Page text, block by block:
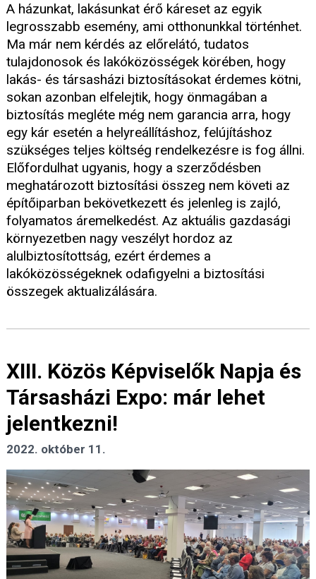
A házunkat, lakásunkat érő káreset az egyik
legrosszabb esemény, ami otthonunkkal történhet.
Ma már nem kérdés az előrelátó, tudatos
tulajdonosok és lakóközösségek körében, hogy
lakás- és társasházi biztosításokat érdemes kötni,
sokan azonban elfelejtik, hogy önmagában a
biztosítás megléte még nem garancia arra, hogy
egy kár esetén a helyreállításhoz, felújításhoz
szükséges teljes költség rendelkezésre is fog állni.
Előfordulhat ugyanis, hogy a szerződésben
meghatározott biztosítási összeg nem követi az
építőiparban bekövetkezett és jelenleg is zajló,
folyamatos áremelkedést. Az aktuális gazdasági
környezetben nagy veszélyt hordoz az
alulbiztosítottság, ezért érdemes a
lakóközösségeknek odafigyelni a biztosítási
összegek aktualizálására.
XIII. Közös Képviselők Napja és
Társasházi Expo: már lehet
jelentkezni!
2022. október 11.